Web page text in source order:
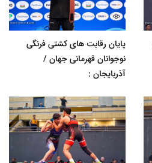
پایان رقابت های کشتی فرنگی
نوجوانان قهرمانی جهان /
آذربایجان :